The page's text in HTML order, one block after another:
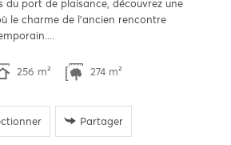
du port de plaisance, découvrez une
le charme de l'ancien rencontre
256 m² 274 m²
Partager